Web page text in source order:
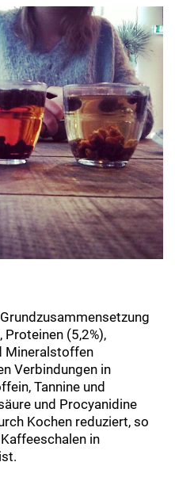
Proteinen (5,2%),
Mineralstoffen
Verbindungen in
Tannine und
und Procyanidine
Kochen reduziert, so
in